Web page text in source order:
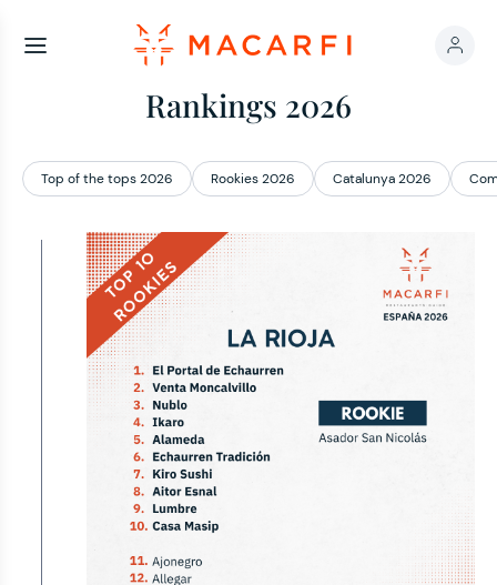
Rankings 2026
Top of the tops 2026 Rookies 2026 Catalunya 2026